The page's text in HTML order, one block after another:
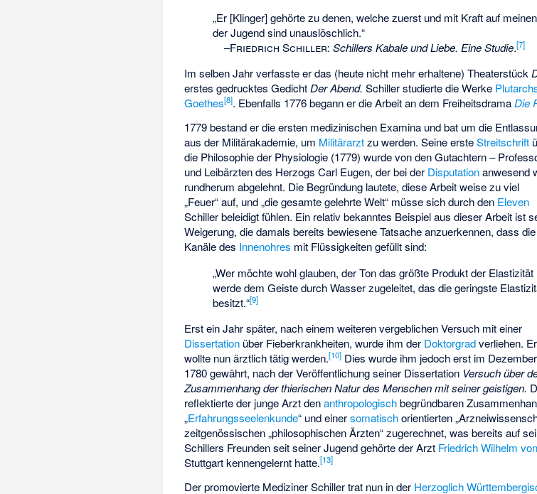
„Er [Klinger] gehörte zu denen, welche zuerst und mit Kraft auf
der Jugend sind unauslöschlich.“
–Friedrich Schiller: Schillers Kabale und Liebe. Eine Studie.[7]
Im selben Jahr verfasste er das (heute nicht mehr erhaltene) Theaterstück
erstes gedrucktes GedichtDer Abend. Schiller studierte die Werke
Goethes[8]. Ebenfalls 1776 begann er die Arbeit an dem FreiheitsdramaDie
1779 bestand er die ersten medizinischen Examina und bat um die
aus der Militärakademie, um Militärarztzu werden. Seine ersteStreitschrift
die Philosophie der Physiologie (1779) wurde von den Gutachtern –
und Leibärzten des Herzogs Carl Eugen, der bei der Disputationanwesend
rundherum abgelehnt. Die Begründung lautete, diese Arbeit weise zu viel
„Feuer“ auf, und „die gesamte gelehrte Welt“ müsse sich durch den Eleven
Schiller beleidigt fühlen. Ein relativ bekanntes Beispiel aus dieser Arbeit ist
Weigerung, die damals bereits bewiesene Tatsache anzuerkennen, dass die
Kanäle des Innenohres mit Flüssigkeiten gefüllt sind:
„Wer möchte wohl glauben, der Ton das größte Produkt der Elastizität
werde dem Geiste durch Wasser zugeleitet, das die geringste
besitzt.“[9]
Erst ein Jahr später, nach einem weiteren vergeblichen Versuch mit einer
Dissertation über Fieberkrankheiten, wurde ihm der Doktorgradverliehen. Er
wollte nun ärztlich tätig werden.[10] Dies wurde ihm jedoch erst im Dezember
1780 gewährt, nach der Veröffentlichung seiner Dissertation Versuch über
Zusammenhang der thierischen Natur des Menschen mit seiner geistigen.
reflektierte der junge Arzt denanthropologischbegründbaren
„Erfahrungsseelenkunde“ und einersomatischorientierten
zeitgenössischen „philosophischen Ärzten“ zugerechnet, was bereits auf
Schillers Freunden seit seiner Jugend gehörte der Arzt Friedrich Wilhelm
Stuttgart kennengelernt hatte.[13]
Der promovierte Mediziner Schiller trat nun in der Herzoglich